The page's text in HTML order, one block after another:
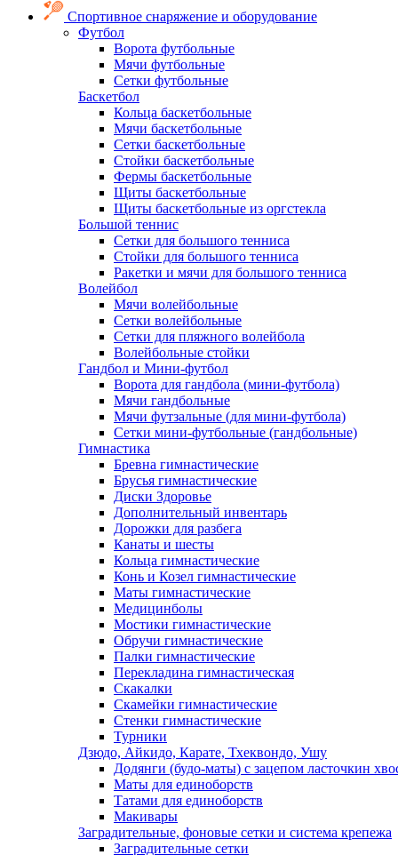
Спортивное снаряжение и оборудование
Футбол
Ворота футбольные
Мячи футбольные
Сетки футбольные
Баскетбол
Кольца баскетбольные
Мячи баскетбольные
Сетки баскетбольные
Стойки баскетбольные
Фермы баскетбольные
Щиты баскетбольные
Щиты баскетбольные из оргстекла
Большой теннис
Сетки для большого тенниса
Стойки для большого тенниса
Ракетки и мячи для большого тенниса
Волейбол
Мячи волейбольные
Сетки волейбольные
Сетки для пляжного волейбола
Волейбольные стойки
Гандбол и Мини-футбол
Ворота для гандбола (мини-футбола)
Мячи гандбольные
Мячи футзальные (для мини-футбола)
Сетки мини-футбольные (гандбольные)
Гимнастика
Бревна гимнастические
Брусья гимнастические
Диски Здоровье
Дополнительный инвентарь
Дорожки для разбега
Канаты и шесты
Кольца гимнастические
Конь и Козел гимнастические
Маты гимнастические
Медицинболы
Мостики гимнастические
Обручи гимнастические
Палки гимнастические
Перекладина гимнастическая
Скакалки
Скамейки гимнастические
Стенки гимнастические
Турники
Дзюдо, Айкидо, Карате, Тхеквондо, Ушу
Додянги (будо-маты) с зацепом ласточкин
Маты для единоборств
Татами для единоборств
Макивары
Заградительные, фоновые сетки и система крепежа
Заградительные сетки